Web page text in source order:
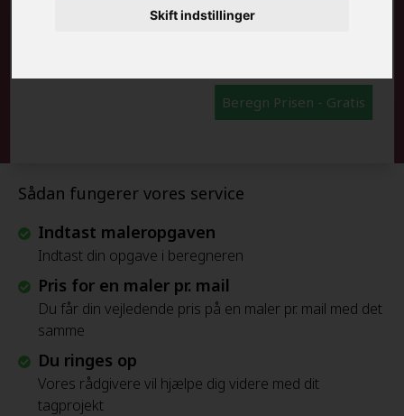
Skift indstillinger
Sådan fungerer vores service
Indtast maleropgaven
Indtast din opgave i beregneren
Pris for en maler pr. mail
Du får din vejledende pris på en maler pr. mail med det
samme
Du ringes op
Vores rådgivere vil hjælpe dig videre med dit
tagprojekt
FRAFLYTNINGSPAKKE:
Beregn Prisen - Gratis